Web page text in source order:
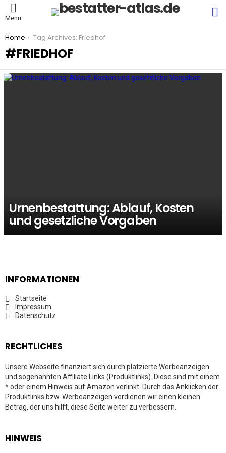
Menu
You are here:
Home Tag Archives: Friedhof
FRIEDHOF
Urnenbestattung: Ablauf, Kosten
und gesetzliche Vorgaben
INFORMATIONEN
Startseite
Impressum
Datenschutz
RECHTLICHES
Unsere Webseite finanziert sich durch platzierte Werbeanzeigen
und sogenannten Affiliate Links (Produktlinks). Diese sind mit einem
* oder einem Hinweis auf Amazon verlinkt. Durch das Anklicken der
Produktlinks bzw. Werbeanzeigen verdienen wir einen kleinen
Betrag, der uns hilft, diese Seite weiter zu verbessern.
HINWEIS